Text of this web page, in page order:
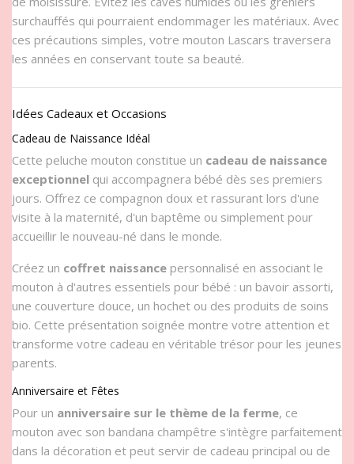
surchauffés qui pourraient endommager les matériaux. Avec
ces précautions simples, votre mouton Lascars traversera
les années en conservant toute sa beauté.
Idées Cadeaux et Occasions
Cadeau de Naissance Idéal
Cette peluche mouton constitue un cadeau de naissance
exceptionnel qui accompagnera bébé dès ses premiers
jours. Offrez ce compagnon doux et rassurant lors d'une
visite à la maternité, d'un baptême ou simplement pour
accueillir le nouveau-né dans le monde.
Créez un coffret naissance personnalisé en associant le
mouton à d'autres essentiels pour bébé : un bavoir assorti,
une couverture douce, un hochet ou des produits de soins
bio. Cette présentation soignée montre votre attention et
transforme votre cadeau en véritable trésor pour les jeunes
parents.
Anniversaire et Fêtes
Pour un anniversaire sur le thème de la ferme, ce
mouton avec son bandana champêtre s'intègre parfaitement
dans la décoration et peut servir de cadeau principal ou de